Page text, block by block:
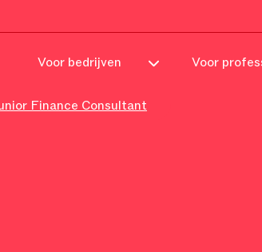
Voor bedrijven Voor
Finance Consultant